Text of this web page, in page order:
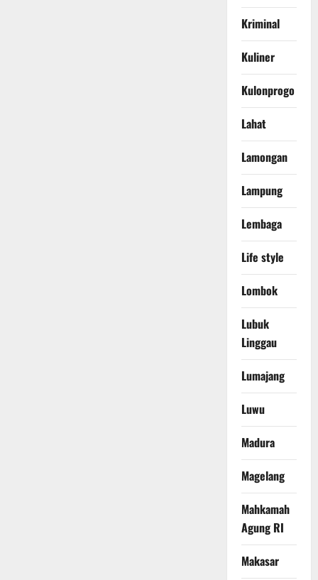
Kriminal
Kuliner
Kulonprogo
Lahat
Lamongan
Lampung
Lembaga
Life style
Lombok
Lubuk
Linggau
Lumajang
Luwu
Madura
Magelang
Mahkamah
Agung RI
Makasar